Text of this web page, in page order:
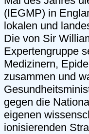
(IEGMP) in
lokalen und
Die von Sir
Expertengruppe
Medizinern,
zusammen und
gegen die
eigenen
ionisierenden